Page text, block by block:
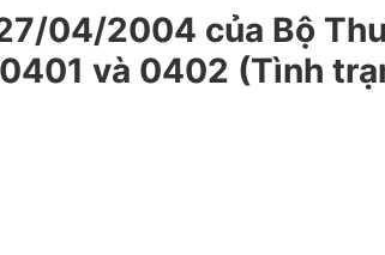
04/2004 của Bộ
và 0402 (Tình